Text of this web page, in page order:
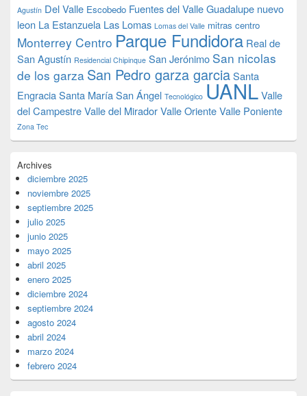
Agustín Del Valle Escobedo Fuentes del ValleGuadalupe nuevo
leon La Estanzuela Las Lomas Lomas del Valle mitras centro
Monterrey Centro Parque Fundidora Real de
San Agustín Residencial Chipinque San Jerónimo San nicolas
de los garza San Pedro garza garciaSanta
EngraciaSanta MaríaSan Ángel Tecnológico UANLValle
del CampestreValle del MiradorValle OrienteValle Poniente
Zona Tec
Archives
diciembre 2025
noviembre 2025
septiembre 2025
julio 2025
junio 2025
mayo 2025
abril 2025
enero 2025
diciembre 2024
septiembre 2024
agosto 2024
abril 2024
marzo 2024
febrero 2024